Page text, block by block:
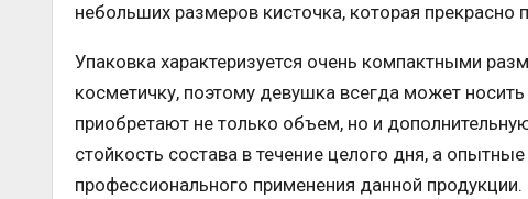
небольших размеров кисточка, которая прекрасно
Упаковка характеризуется очень компактными
косметичку, поэтому девушка всегда может
приобретают не только объем, но и
стойкость состава в течение целого дня, а
профессионального применения данной продукции.